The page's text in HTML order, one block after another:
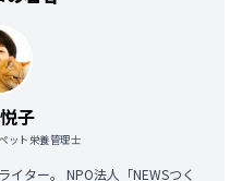
子
ット栄養管理士
ター。 NPO法人「NEWSつく